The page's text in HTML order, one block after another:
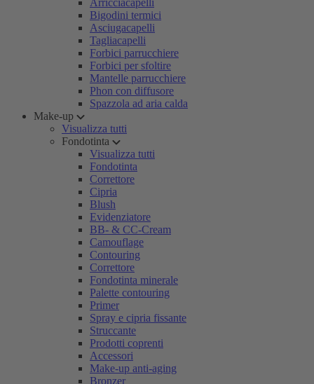
Arricciacapelli
Bigodini termici
Asciugacapelli
Tagliacapelli
Forbici parrucchiere
Forbici per sfoltire
Mantelle parrucchiere
Phon con diffusore
Spazzola ad aria calda
Make-up
Visualizza tutti
Fondotinta
Visualizza tutti
Fondotinta
Correttore
Cipria
Blush
Evidenziatore
BB- & CC-Cream
Camouflage
Contouring
Correttore
Fondotinta minerale
Palette contouring
Primer
Spray e cipria fissante
Struccante
Prodotti coprenti
Accessori
Make-up anti-aging
Bronzer